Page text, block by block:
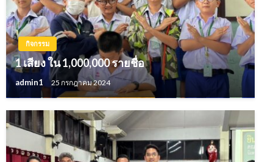
กิจกรรม
1 เสียง ใน 1,000,000 รายชื่อ
admin1 25 กรกฎาคม 2024